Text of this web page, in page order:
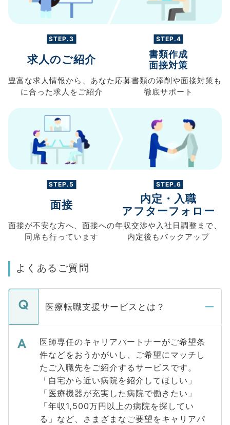
STEP.3
求人のご紹介
豊富な求人情報から、 あなた
に合った求人を ご紹介
STEP.4
書類作成
面接対策
応募書類の添削や面接対策も
徹底サポート
STEP.5
面接
面接が不安な方へ、 面接への
同席も行っています
STEP.6
内定・入職
アフターフォロー
年収交渉や入社日調整まで、
内定後もバックアップ
よくあるご質問
医療転職支援サービスとは？
医師専任のキャリアパートナーがご希望条
件などをおうかがいし、ご希望にマッチし
たご入職先をご紹介するサービスです。
「自宅から近い病院を紹介してほしい」
「医療機器が充実した病院で働きたい」
「年収1,500万円以上の病院を探してい
る」など、さまざまなご要望をキャリアパ